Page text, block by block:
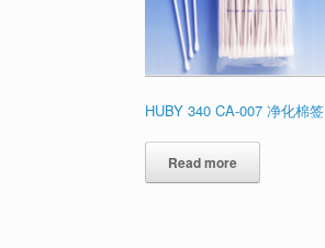
HUBY 340 CA-007 净化棉签
Read more